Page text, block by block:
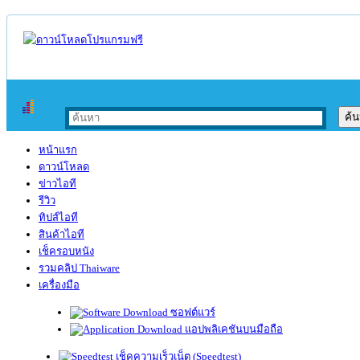
หน้าแรก
ดาวน์โหลด
ข่าวไอที
รีวิว
ทิปส์ไอที
สินค้าไอที
เช็ครอบหนัง
รวมคลิป Thaiware
เครื่องมือ
ซอฟต์แวร์
แอปพลิเคชันบนมือถือ
เช็คความเร็วเน็ต (Speedtest)